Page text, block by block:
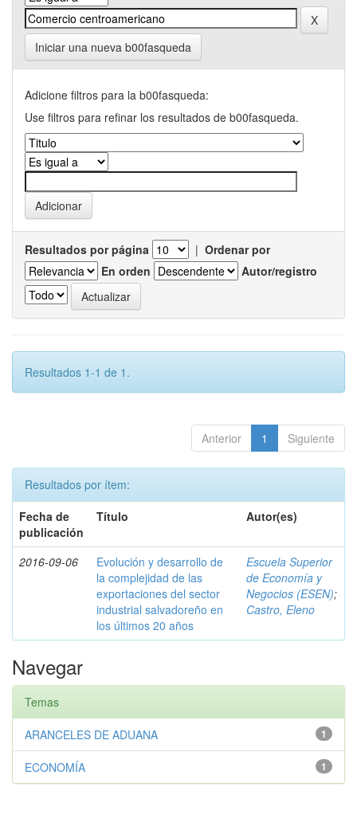
Iniciar una nueva b00fasqueda
Adicione filtros para la b00fasqueda:
Use filtros para refinar los resultados de b00fasqueda.
Resultados por página | Ordenar por
En orden
Autor/registro
Resultados 1-1 de 1.
Anterior 1 Siguiente
Resultados por ítem:
Fecha de
publicación
Título Autor(es)
2016-09-06
Evolución y desarrollo de
la complejidad de las
exportaciones del sector
industrial salvadoreño en
los últimos 20 años
Escuela Superior
de Economía y
Negocios (ESEN);
Castro, Eleno
Navegar
Temas
1
ARANCELES DE ADUANA
1
ECONOMÍA